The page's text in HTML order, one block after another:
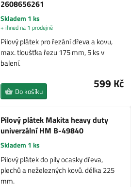
2608656261
Skladem 1 ks
+ ihned na 1 prodejně
Pilový plátek pro řezání dřeva a kovu,
max. tloušťka řezu 175 mm, 5 ks v
balení.
599 Kč
Do košíku
Pilový plátek Makita heavy duty
univerzální HM B-49840
Skladem 1 ks
Pilový plátek do pily ocasky dřeva,
plechů a neželezných kovů. délka 225
mm.